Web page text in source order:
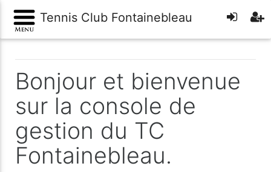
Tennis Club Fontainebleau
Bonjour et bienvenue
sur la console de
gestion du TC
Fontainebleau.